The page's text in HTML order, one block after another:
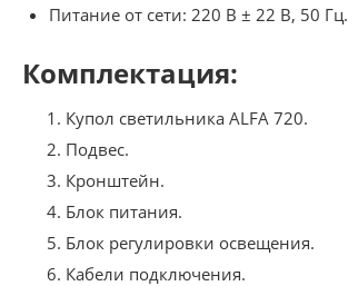
Питание от сети: 220 В ± 22 В, 50 Гц.
Комплектация:
Купол светильника ALFA 720.
Подвес.
Кронштейн.
Блок питания.
Блок регулировки освещения.
Кабели подключения.